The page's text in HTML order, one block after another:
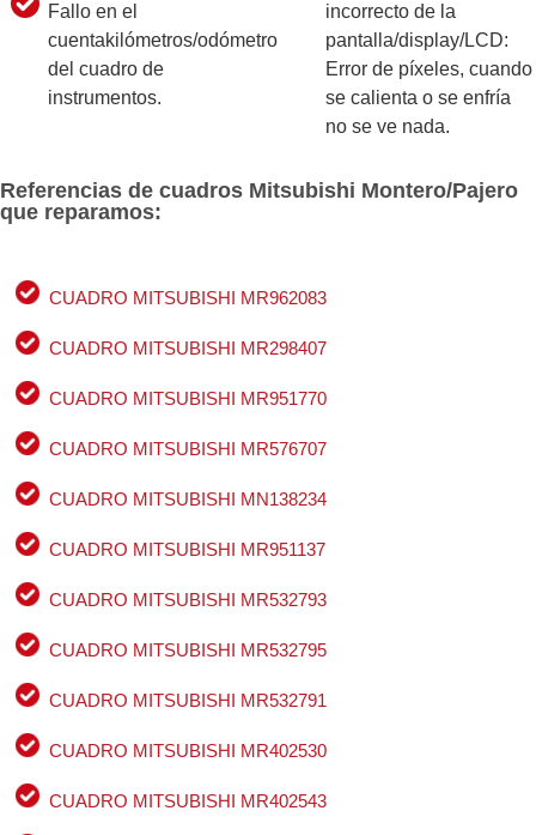
Fallo en el
cuentakilómetros/odómetro
del cuadro de
instrumentos.
incorrecto de la
pantalla/display/LCD:
Error de píxeles, cuando
se calienta o se enfría
no se ve nada.
Referencias de cuadros Mitsubishi Montero/Pajero
que reparamos:
CUADRO MITSUBISHI MR962083
CUADRO MITSUBISHI MR298407
CUADRO MITSUBISHI MR951770
CUADRO MITSUBISHI MR576707
CUADRO MITSUBISHI MN138234
CUADRO MITSUBISHI MR951137
CUADRO MITSUBISHI MR532793
CUADRO MITSUBISHI MR532795
CUADRO MITSUBISHI MR532791
CUADRO MITSUBISHI MR402530
CUADRO MITSUBISHI MR402543